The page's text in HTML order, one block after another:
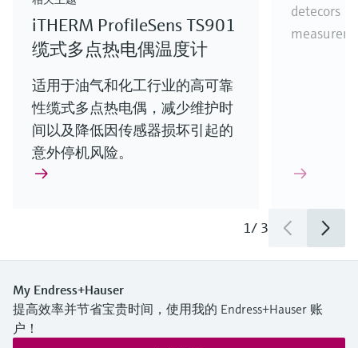
iTHERM ProfileSens TS901
缆式多点热电偶温度计
适用于油气和化工行业的高可靠
性缆式多点热电偶，减少维护时
间以及降低因传感器损坏引起的
意外停机风险。
detecors
1/ 3
My Endress+Hauser
提高效率并节省宝贵时间，使用我的 Endress+Hauser 账
户！